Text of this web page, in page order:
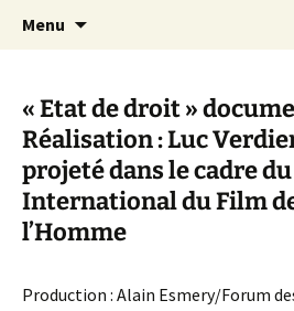
Canal Marches
Menu
« Etat de droit »
Réalisation : Luc
projeté dans le cadre
International du Film
l’Homme
Production : Alain Esmery/Forum